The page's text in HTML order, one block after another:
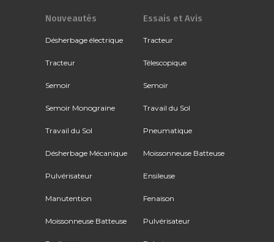
Nouveautés
Désherbage électrique
Tracteur
Semoir
Semoir Monograine
Travail du Sol
Désherbage Mécanique
Pulvérisateur
Manutention
Moissonneuse Batteuse
Essais et Avis
Tracteur
Télescopique
Semoir
Travail du Sol
Pneumatique
Moissonneuse Batteuse
Ensileuse
Fenaison
Pulvérisateur